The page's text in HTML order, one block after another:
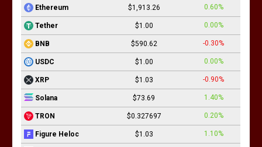
Ethereum $1,913.26 0.60%
Tether $1.00 0.00%
BNB $590.62 -0.30%
USDC $1.00 0.00%
XRP $1.03 -0.90%
Solana $73.69 1.40%
TRON $0.327697 0.20%
Figure Heloc $1.03 1.10%